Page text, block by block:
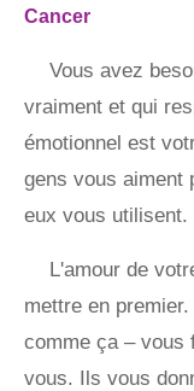
Cancer
Vous avez
vraiment et qui
émotionnel est
gens vous aiment
eux vous utilisent.
L'amour de
mettre en
comme ça – vous
vous. Ils vous